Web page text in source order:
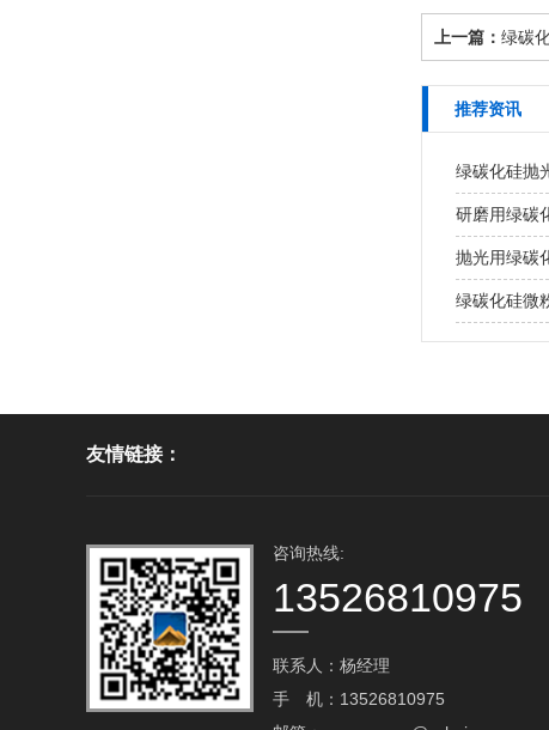
上一篇： 绿碳
推荐资讯
绿碳化硅抛
研磨用绿碳
抛光用绿碳
绿碳化硅微
友情链接：
咨询热线:
13526810975
联系人：杨经理
手 机：13526810975